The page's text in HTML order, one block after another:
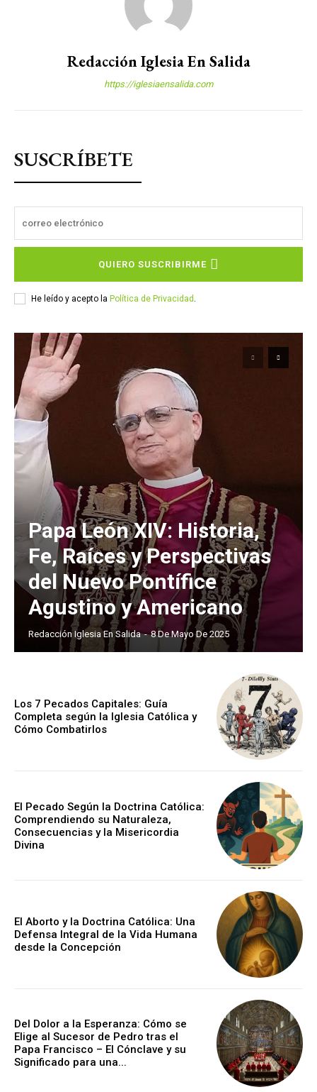
Redacción Iglesia En Salida
https://iglesiaensalida.com
SUSCRÍBETE
QUIERO SUSCRIBIRME
He leído y acepto la Política de Privacidad
Papa León XIV: Historia,
Fe, Raíces y Perspectivas
del Nuevo Pontífice
Agustino y Americano
Redacción Iglesia En Salida - 8 De Mayo De 2025
Los 7 Pecados Capitales: Guía
Completa según la Iglesia Católica y
Cómo Combatirlos
El Pecado Según la Doctrina Católica:
Comprendiendo su Naturaleza,
Consecuencias y la Misericordia
Divina
El Aborto y la Doctrina Católica: Una
Defensa Integral de la Vida Humana
desde la Concepción
Del Dolor a la Esperanza: Cómo se
Elige al Sucesor de Pedro tras el
Papa Francisco – El Cónclave y su
Significado para una...